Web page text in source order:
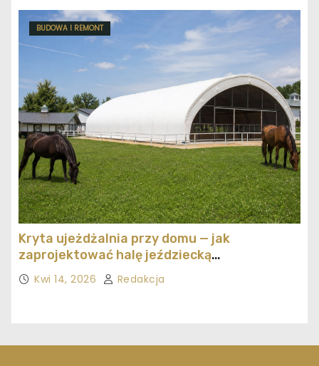
BUDOWA I REMONT
Kryta ujeżdżalnia przy domu — jak
zaprojektować halę jeździecką
ekonomicznie
Kwi 14, 2026 Redakcja